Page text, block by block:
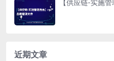
【供应链-实施
近期文章